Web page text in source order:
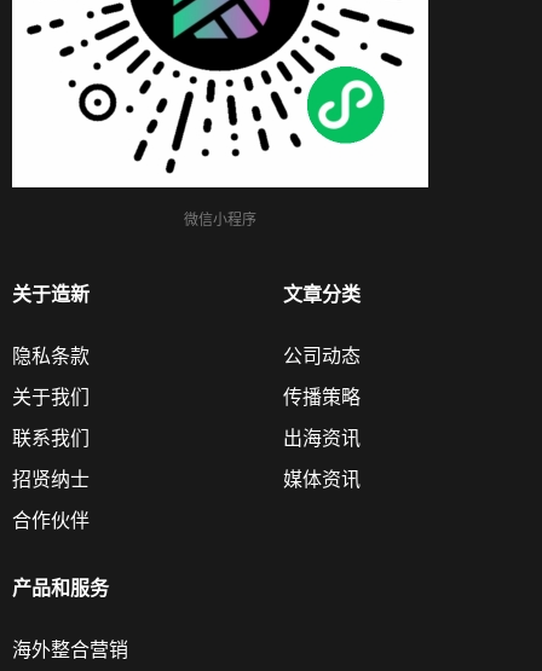
微信小程序
关于造新
隐私条款
关于我们
联系我们
招贤纳士
合作伙伴
文章分类
公司动态
传播策略
出海资讯
媒体资讯
产品和服务
海外整合营销